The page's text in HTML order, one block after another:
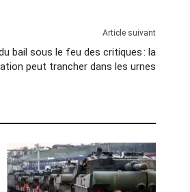
Article suivant
bail sous le feu des critiques : la
peut trancher dans les urnes